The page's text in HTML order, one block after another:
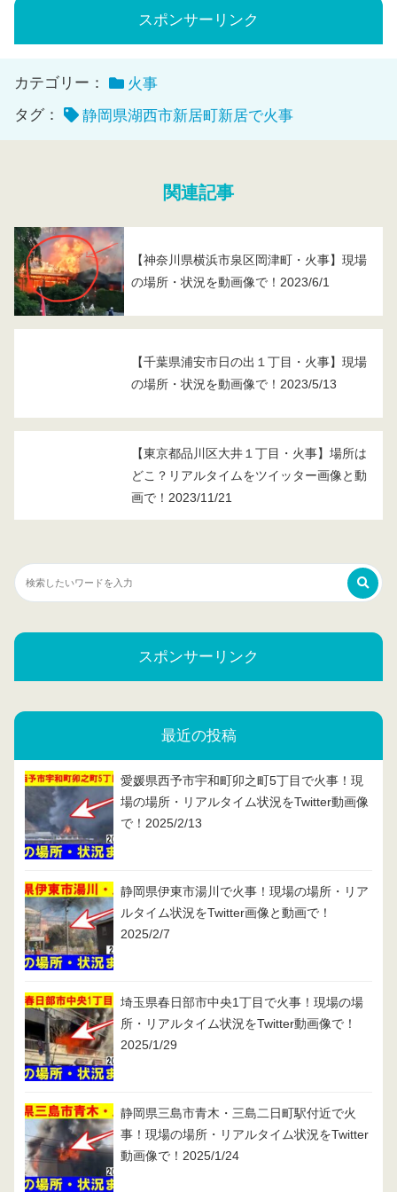
スポンサーリンク
カテゴリー：
火事
タグ：
静岡県湖西市新居町新居で火事
関連記事
【神奈川県横浜市泉区岡津町・火事】現場
の場所・状況を動画像で！2023/6/1
【千葉県浦安市日の出１丁目・火事】現場
の場所・状況を動画像で！2023/5/13
【東京都品川区大井１丁目・火事】場所は
どこ？リアルタイムをツイッター画像と動
画で！2023/11/21
スポンサーリンク
最近の投稿
愛媛県西予市宇和町卯之町5丁目で火事！現
場の場所・リアルタイム状況をTwitter動画像
で！2025/2/13
静岡県伊東市湯川で火事！現場の場所・リア
ルタイム状況をTwitter画像と動画で！
2025/2/7
埼玉県春日部市中央1丁目で火事！現場の場
所・リアルタイム状況をTwitter動画像で！
2025/1/29
静岡県三島市青木・三島二日町駅付近で火
事！現場の場所・リアルタイム状況をTwitter
動画像で！2025/1/24